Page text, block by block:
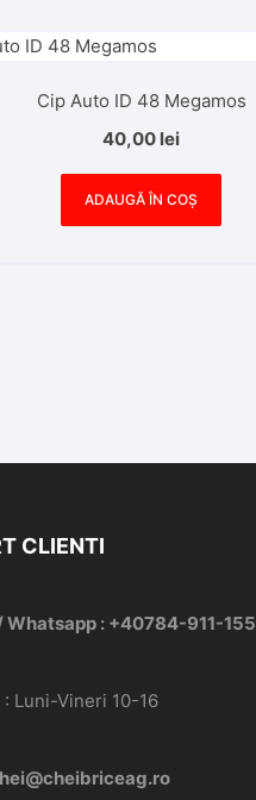
Cip Auto ID 48 Megamos
40,00 lei
ADAUGĂ ÎN COȘ
CLIENTI
Whatsapp : +40784-911-155
: Luni-Vineri 10-16